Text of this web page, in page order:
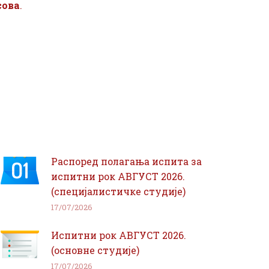
.
Распоред полагања испита за
испитни рок АВГУСТ 2026.
(специјалистичке студије)
17/07/2026
Испитни рок АВГУСТ 2026.
(основне студије)
17/07/2026